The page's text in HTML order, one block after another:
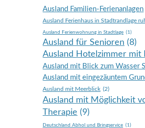
Ausland Familien-Ferienanlagen
Ausland Ferienhaus in Stadtrandlage
Ausland Ferienwohnung in Stadtlage (1)
Ausland für Senioren (8)
Ausland Hotelzimmer mit
Ausland mit Blick zum Wasser
Ausland mit eingezäuntem
Ausland mit Meerblick (2)
Ausland mit Möglichkeit
Therapie (9)
Deutschland Abhol und Bringservice (1)